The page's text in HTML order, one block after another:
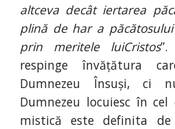
altceva decât iertarea
plină de har a
prin meritele luiCristos”.
respinge învățătura
Dumnezeu Însuși, ci
Dumnezeu locuiesc în cel
mistică este definita